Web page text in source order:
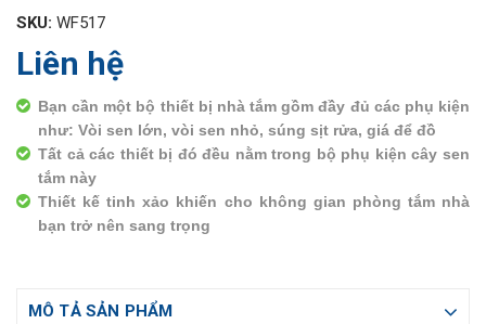
SKU: WF517
Liên hệ
Bạn cần một bộ thiết bị nhà tắm gồm đầy đủ các phụ kiện
như: Vòi sen lớn, vòi sen nhỏ, súng sịt rửa, giá để đồ
Tất cả các thiết bị đó đều nằm trong bộ phụ kiện cây sen
tắm này
Thiết kế tinh xảo khiến cho không gian phòng tắm nhà
bạn trở nên sang trọng
MÔ TẢ SẢN PHẨM